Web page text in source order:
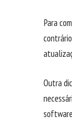
Para
Outra